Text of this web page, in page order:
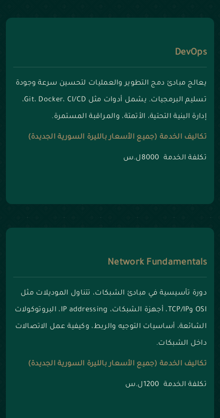
DevOps
يعالج مبادئ دمج التطوير والعمليات لتحسين سرعة وجودة
تسليم البرمجيات. يشمل أدوات مثل Git، Docker، CI/CD،
إدارة البنية التحتية، الأتمتة، والمراقبة المستمرة.
تكاليف الخدمة (جميع الأسعار بالليرة السورية الجديدة)
تكلفة الخدمة 8000ل.س
Network Fundamentals
دورة تأسيسية في مبادئ الشبكات، تتناول الموديلات مثل
OSI وTCP/IP، أجهزة الشبكات، IP addressing، البروتوكولات
الشائعة، أساسيات التوجيه والربط، وكيفية عمل الاتصالات
داخل الشبكات.
تكاليف الخدمة (جميع الأسعار بالليرة السورية الجديدة)
تكلفة الخدمة 1200ل.س